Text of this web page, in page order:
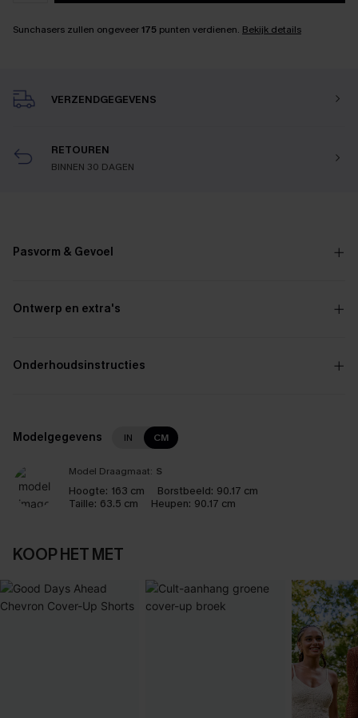
Sunchasers zullen ongeveer175 punten verdienen. Bekijk details
VERZENDGEGEVENS
RETOUREN
BINNEN 30 DAGEN
Pasvorm & Gevoel
Ontwerp en extra's
Onderhoudsinstructies
Modelgegevens IN CM
Model Draagmaat: S
Hoogte: 163 cm Borstbeeld: 90.17 cm
Taille: 63.5 cm Heupen: 90.17 cm
KOOP HET MET